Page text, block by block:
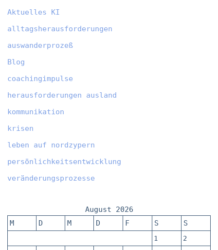
Aktuelles KI
alltagsherausforderungen
auswanderprozeß
Blog
coachingimpulse
herausforderungen ausland
kommunikation
krisen
leben auf nordzypern
persönlichkeitsentwicklung
veränderungsprozesse
August 2026
M
D M D F S S
1
2